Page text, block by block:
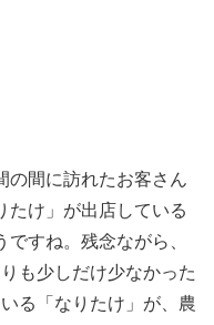
の間に訪れたお客さん
たけ」が出店している
すね。残念ながら、
も少しだけ少なかった
る「なりたけ」が、農